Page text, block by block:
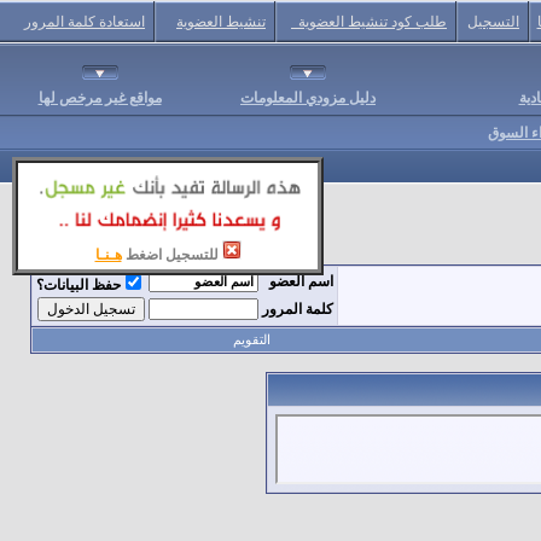
للتسجيل اضغط هـنـا
التسجيل طلب كود تنشيط العضوية تنشيط العضوية استعادة كلمة المرور
دليل مزودي المعلومات مواقع غير مرخص لها
السوق
اسم العضو
حفظ البيانات؟
كلمة المرور
التقويم